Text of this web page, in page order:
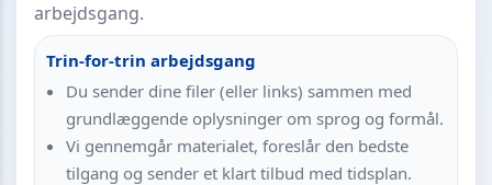
arbejdsgang.
Trin-for-trin arbejdsgang
Du sender dine filer (eller links) sammen med
grundlæggende oplysninger om sprog og formål.
Vi gennemgår materialet, foreslår den bedste
tilgang og sender et klart tilbud med tidsplan.